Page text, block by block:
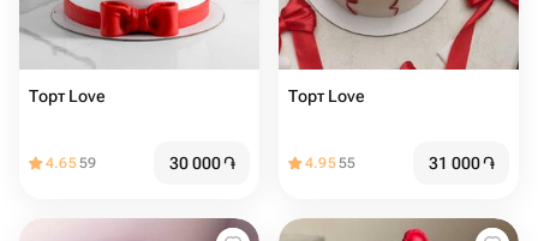
Торт Love ️
4.6559 30 000֏
Торт Love ️️️
4.9555 31 000֏